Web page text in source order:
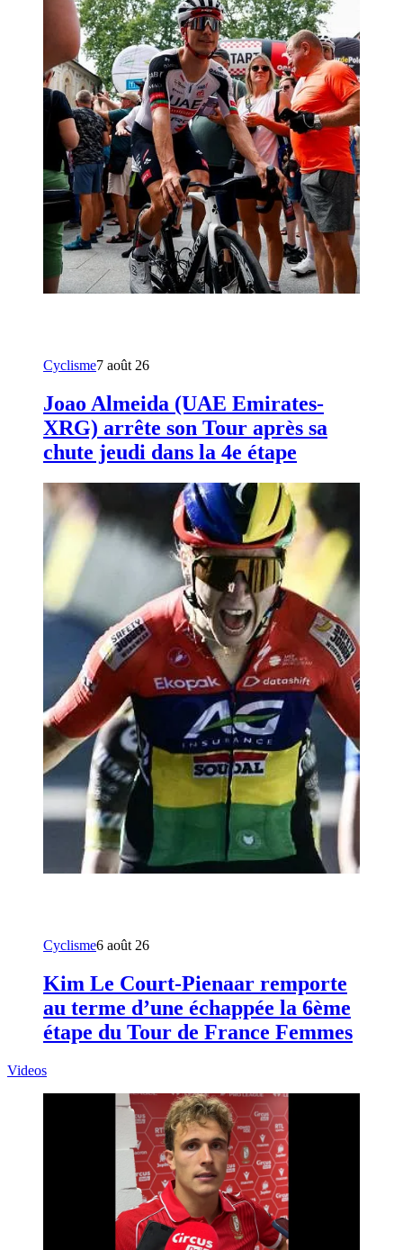
Cyclisme7 août 26
Joao Almeida (UAE Emirates-
XRG) arrête son Tour après sa
chute jeudi dans la 4e étape
Cyclisme6 août 26
Kim Le Court-Pienaar remporte
au terme d’une échappée la 6ème
étape du Tour de France Femmes
Videos